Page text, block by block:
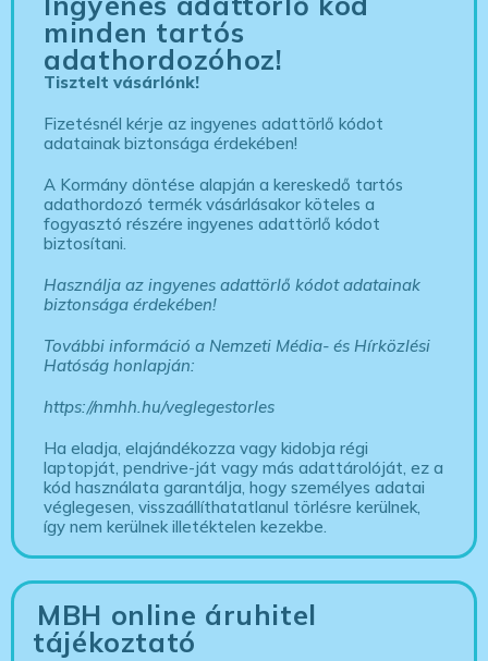
minden tartós
adathordozóhoz!
Tisztelt vásárlónk!
Fizetésnél kérje az ingyenes adattörlő kódot
adatainak biztonsága érdekében!
A Kormány döntése alapján a kereskedő tartós
adathordozó termék vásárlásakor köteles a
fogyasztó részére ingyenes adattörlő kódot
biztosítani.
Használja az ingyenes adattörlő kódot adatainak
biztonsága érdekében!
További információ a Nemzeti Média- és Hírközlési
Hatóság honlapján:
https://nmhh.hu/veglegestorles
Ha eladja, elajándékozza vagy kidobja régi
laptopját, pendrive-ját vagy más adattárolóját, ez a
kód használata garantálja, hogy személyes adatai
véglegesen, visszaállíthatatlanul törlésre kerülnek,
így nem kerülnek illetéktelen kezekbe.
MBH online áruhitel
tájékoztató